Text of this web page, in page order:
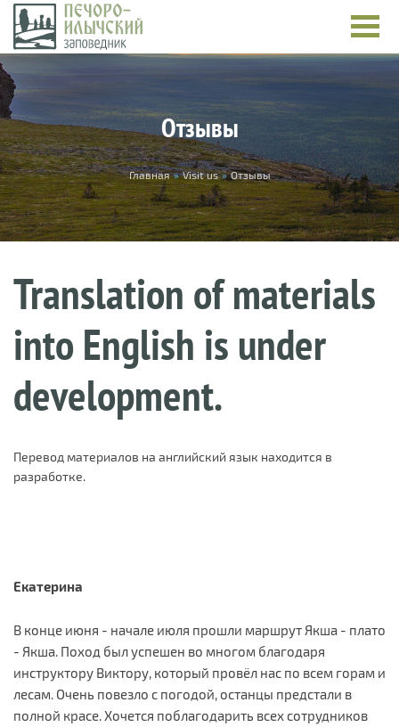
Skip to main content
Отзывы
You are hereГлавная » Visit us » Отзывы
Translation of materials
into English is under
development.
Перевод материалов на английский язык находится в
разработке.
Екатерина
В конце июня - начале июля прошли маршрут Якша - плато
- Якша. Поход был успешен во многом благодаря
инструктору Виктору, который провёл нас по всем горам и
лесам. Очень повезло с погодой, останцы предстали в
полной красе. Хочется поблагодарить всех сотрудников